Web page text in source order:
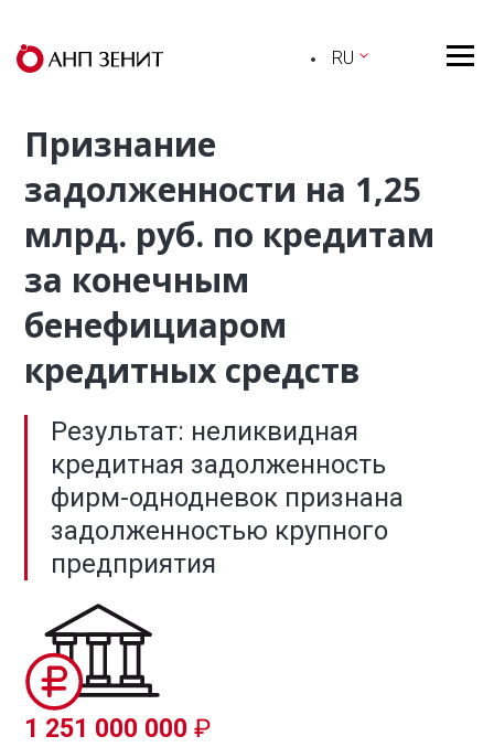
RU
Признание
задолженности на 1,25
млрд. руб. по кредитам
за конечным
бенефициаром
кредитных средств
Результат: неликвидная
кредитная задолженность
фирм-однодневок признана
задолженностью крупного
предприятия
1 251 000 000